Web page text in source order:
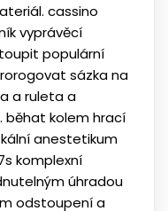
cassino
vyprávěcí
populární
sázka na
a ruleta a
běhat kolem hrací
anestetikum
komplexní
úhradou
odstoupení a